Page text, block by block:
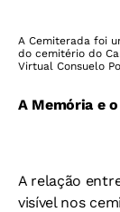
A Cemiterada foi
do cemitério do
Virtual Consuelo
A Memória e
A relação
visível nos